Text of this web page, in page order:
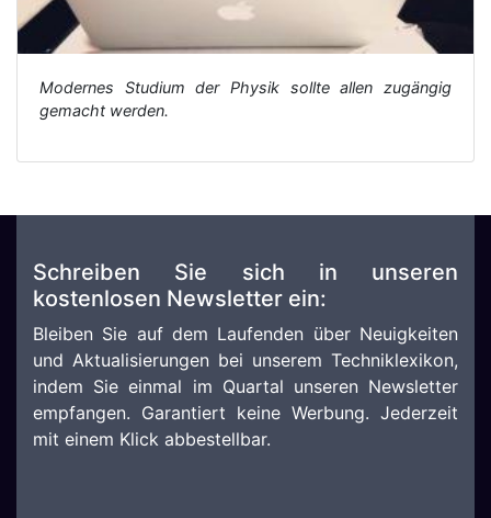
Modernes Studium der Physik sollte allen zugängig
gemacht werden.
Schreiben Sie sich in unseren
kostenlosen Newsletter ein:
Bleiben Sie auf dem Laufenden über Neuigkeiten
und Aktualisierungen bei unserem Techniklexikon,
indem Sie einmal im Quartal unseren Newsletter
empfangen. Garantiert keine Werbung. Jederzeit
mit einem Klick abbestellbar.